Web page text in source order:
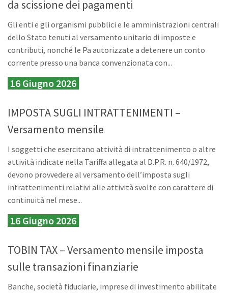
da scissione dei pagamenti
Gli enti e gli organismi pubblici e le amministrazioni centrali
dello Stato tenuti al versamento unitario di imposte e
contributi, nonché le Pa autorizzate a detenere un conto
corrente presso una banca convenzionata con...
16 Giugno 2026
IMPOSTA SUGLI INTRATTENIMENTI –
Versamento mensile
I soggetti che esercitano attività di intrattenimento o altre
attività indicate nella Tariffa allegata al D.P.R. n. 640/1972,
devono provvedere al versamento dell’imposta sugli
intrattenimenti relativi alle attività svolte con carattere di
continuità nel mese...
16 Giugno 2026
TOBIN TAX – Versamento mensile imposta
sulle transazioni finanziarie
Banche, società fiduciarie, imprese di investimento abilitate